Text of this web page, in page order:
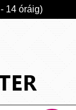
14 óráig)